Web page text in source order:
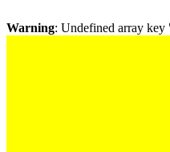
Warning: Undefined array key